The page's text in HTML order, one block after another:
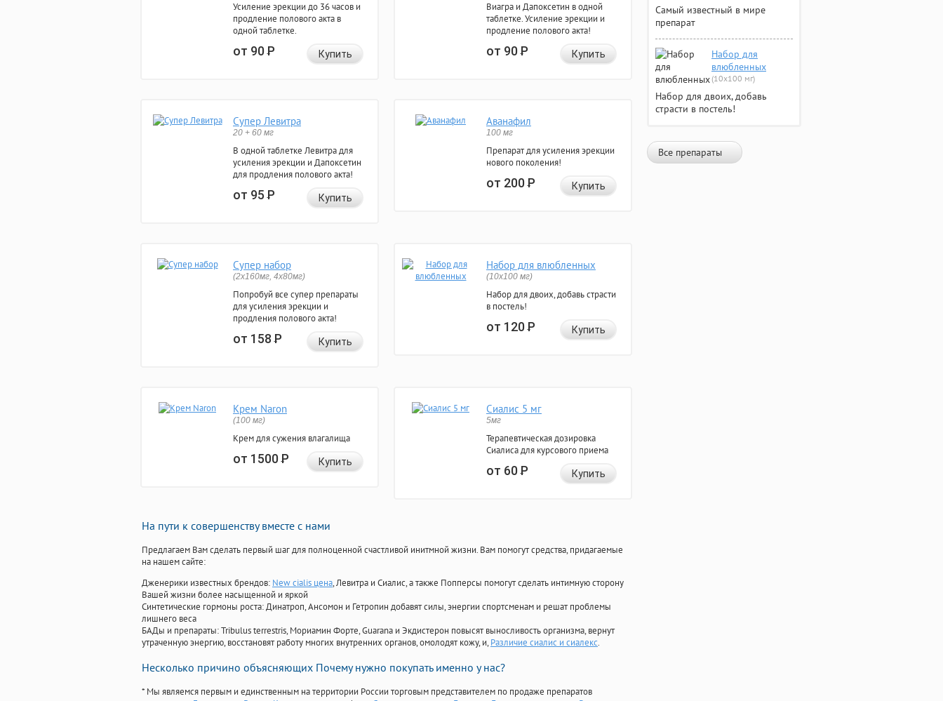
Усиление эрекции до 36 часов и
продление полового акта в
одной таблетке.
от 90Р Купить
Виагра и Дапоксетин в одной
таблетке. Усиление эрекции и
продление полового акта!
от 90Р Купить
Супер Левитра
20 + 60 мг
В одной таблетке Левитра для
усиления эрекции и Дапоксетин
для продления полового акта!
от 95Р Купить
Аванафил
100 мг
Препарат для усиления эрекции
нового поколения!
от 200Р Купить
Супер набор
(2х160мг, 4х80мг)
Попробуй все супер препараты
для усиления эрекции и
продления полового акта!
от 158Р Купить
Набор для влюбленных
(10х100 мг)
Набор для двоих, добавь страсти
в постель!
от 120Р Купить
Крем Naron
(100 мг)
Крем для сужения влагалища
от 1500Р Купить
Сиалис 5 мг
5мг
Терапевтическая дозировка
Сиалиса для курсового приема
от 60Р Купить
На пути к совершенству вместе с нами
Предлагаем Вам сделать первый шаг для полноценной счастливой инитмной жизни. Вам помогут средства, придагаемые
на нашем сайте:
Дженерики известных брендов: New cialis цена, Левитра и Сиалис, а также Попперсы помогут сделать интимную сторону
Вашей жизни более насыщенной и яркой
Синтетические гормоны роста: Динатроп, Ансомон и Гетропин добавят силы, энергии спортсменам и решат проблемы
лишнего веса
БАДы и препараты:Tribulus terrestris, Мориамин Форте, Guarana и Экдистерон повысят выносливость организма, вернут
утраченную энергию, восстановят работу многих внутренних органов, омолодят кожу, и, Различие сиалис и сиалекс.
Несколько причино объясняющих Почему нужно покупать именно у нас?
* Мы являемся первым и единственным на территории России торговым представителем по продаже препаратов
Самый известный в мире
препарат
Набор для
влюбленных
(10х100 мг)
Набор для двоих, добавь
страсти в постель!
Все препараты